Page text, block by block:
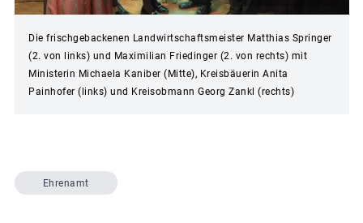
Die frischgebackenen Landwirtschaftsmeister Matthias Springer
(2. von links) und Maximilian Friedinger (2. von rechts) mit
Ministerin Michaela Kaniber (Mitte), Kreisbäuerin Anita
Painhofer (links) und Kreisobmann Georg Zankl (rechts)
Ehrenamt